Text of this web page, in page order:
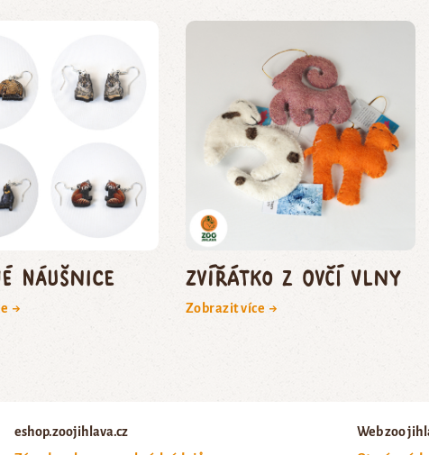
náušnice
→
zvířátko z ovčí vlny
Zobrazit více →
eshop.zoojihlava.cz
Web zoo